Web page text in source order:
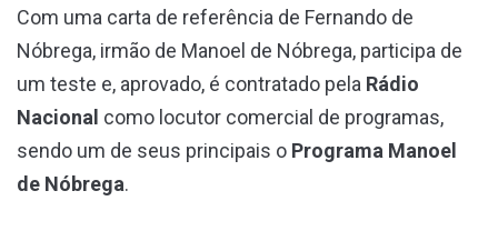
Com uma carta de referência de Fernando de
Nóbrega, irmão de Manoel de Nóbrega, participa de
um teste e, aprovado, é contratado pela Rádio
Nacional como locutor comercial de programas,
sendo um de seus principais o Programa Manoel
de Nóbrega.